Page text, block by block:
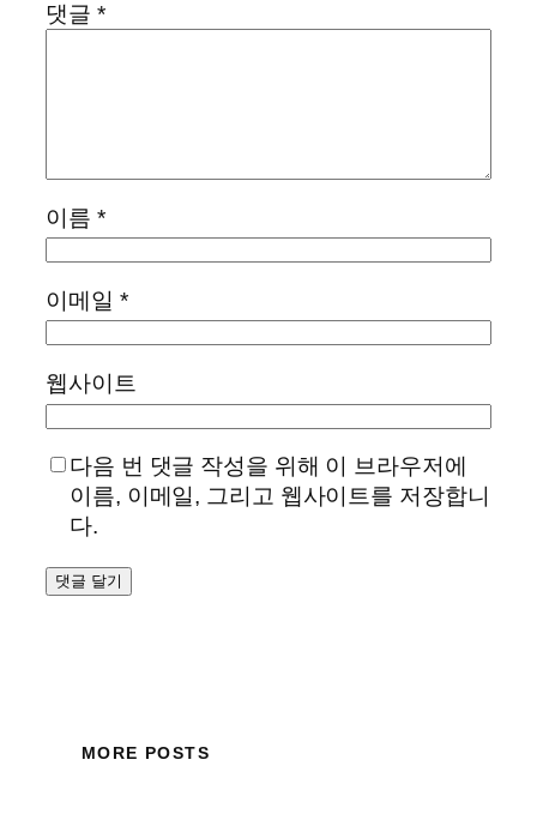
댓글 *
이름 *
이메일 *
웹사이트
다음 번 댓글 작성을 위해 이 브라우저에
이름, 이메일, 그리고 웹사이트를 저장합니
다.
MORE POSTS